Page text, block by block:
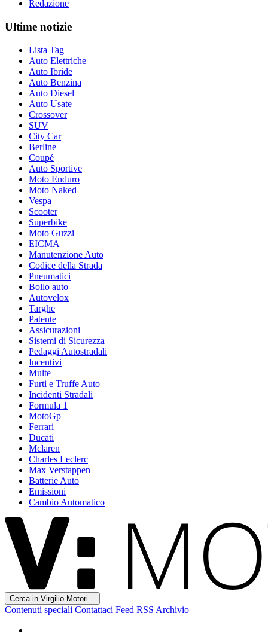
Redazione
Ultime notizie
Lista Tag
Auto Elettriche
Auto Ibride
Auto Benzina
Auto Diesel
Auto Usate
Crossover
SUV
City Car
Berline
Coupé
Auto Sportive
Moto Enduro
Moto Naked
Vespa
Scooter
Superbike
Moto Guzzi
EICMA
Manutenzione Auto
Codice della Strada
Pneumatici
Bollo auto
Autovelox
Targhe
Patente
Assicurazioni
Sistemi di Sicurezza
Pedaggi Autostradali
Incentivi
Multe
Furti e Truffe Auto
Incidenti Stradali
Formula 1
MotoGp
Ferrari
Ducati
Mclaren
Charles Leclerc
Max Verstappen
Batterie Auto
Emissioni
Cambio Automatico
Cerca in Virgilio Motori...
Contenuti speciali Contattaci Feed RSS Archivio